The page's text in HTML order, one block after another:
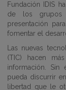
Fundación IDIS
de los grupos
presentación
fomentar el
Las nuevas
(TIC) hacen
información. Sin
pueda discurrir
libertad que le